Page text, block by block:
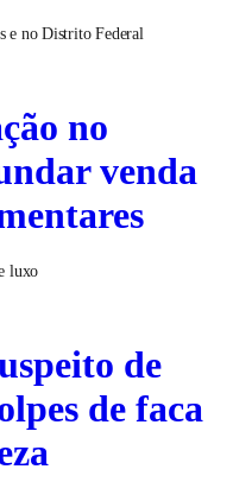
e no Distrito Federal
no
venda
luxo
de
de faca